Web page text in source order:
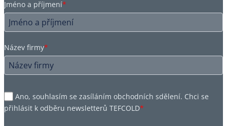
Jméno a příjmení*
Název firmy*
Ano, souhlasím se zasíláním obchodních sdělení. Chci se
přihlásit k odběru newsletterů TEFCOLD*